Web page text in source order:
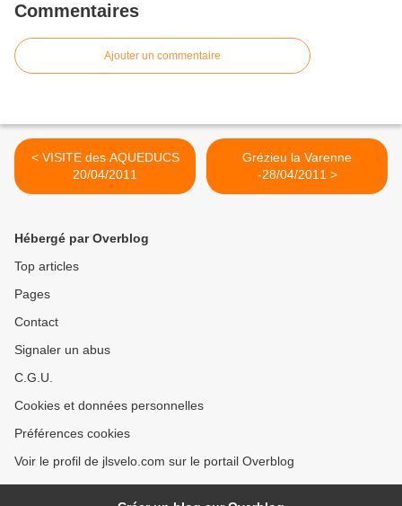
Commentaires
Ajouter un commentaire
< VISITE des AQUEDUCS
20/04/2011
Grézieu la Varenne
-28/04/2011 >
Hébergé par Overblog
Top articles
Pages
Contact
Signaler un abus
C.G.U.
Cookies et données personnelles
Préférences cookies
Voir le profil de jlsvelo.com sur le portail Overblog